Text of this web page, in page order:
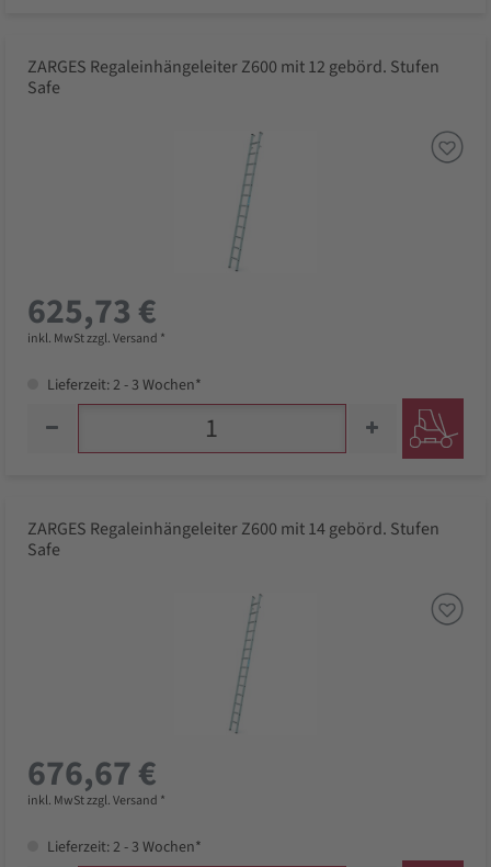
ZARGES Regaleinhängeleiter Z600 mit 12 gebörd. Stufen
Safe
625,73 €
inkl. MwSt zzgl. Versand *
Lieferzeit: 2 - 3 Wochen*
ZARGES Regaleinhängeleiter Z600 mit 14 gebörd. Stufen
Safe
676,67 €
inkl. MwSt zzgl. Versand *
Lieferzeit: 2 - 3 Wochen*